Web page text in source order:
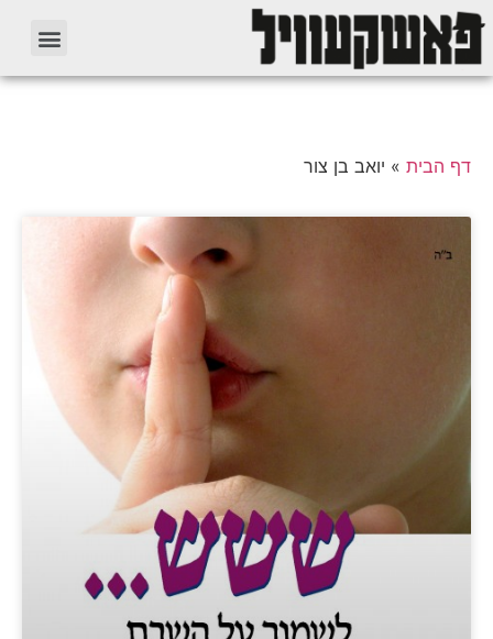
דף הבית » יואב בן צור